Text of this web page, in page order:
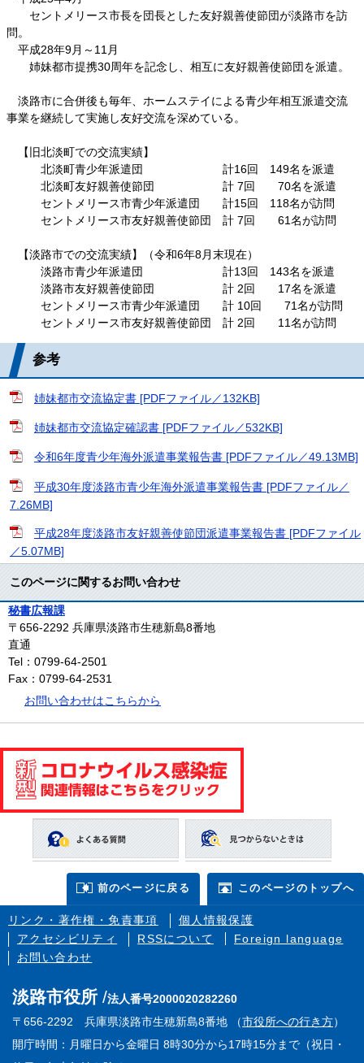
セントメリース市長を団長とした友好親善使節団が淡路市を訪
問。
平成28年9月～11月
姉妹都市提携30周年を記念し、相互に友好親善使節団を派遣。
淡路市に合併後も毎年、ホームステイによる青少年相互派遣交流
事業を継続して実施し友好交流を深めている。
【旧北淡町での交流実績】
北淡町青少年派遣団 計16回 149名を派遣
北淡町友好親善使節団 計 7回 70名を派遣
セントメリース市青少年派遣団 計15回 118名が訪問
セントメリース市友好親善使節団 計 7回 61名が訪問
【淡路市での交流実績】（令和6年8月末現在）
淡路市青少年派遣団 計13回 143名を派遣
淡路市友好親善使節団 計 2回 17名を派遣
セントメリース市青少年派遣団 計 10回 71名が訪問
セントメリース市友好親善使節団 計 2回 11名が訪問
参考
姉妹都市交流協定書 [PDFファイル／132KB]
姉妹都市交流協定確認書 [PDFファイル／532KB]
令和6年度青少年海外派遣事業報告書 [PDFファイル／49.13MB]
平成30年度淡路市青少年海外派遣事業報告書 [PDFファイル／
7.26MB]
平成28年度淡路市友好親善使節団派遣事業報告書 [PDFファイル
／5.07MB]
このページに関するお問い合わせ
秘書広報課
〒656-2292 兵庫県淡路市生穂新島8番地
直通
Tel：0799-64-2501
Fax：0799-64-2531
お問い合わせはこちらから
前のページに戻る このページのトップへ
リンク・著作権・免責事項
個人情報保護
アクセシビリティ
RSSについて
Foreign language
お問い合わせ
淡路市役所
法人番号2000020282260
〒656-2292 兵庫県淡路市生穂新島8番地 （市役所への行き方）
開庁時間：月曜日から金曜日 8時30分から17時15分まで（祝日・